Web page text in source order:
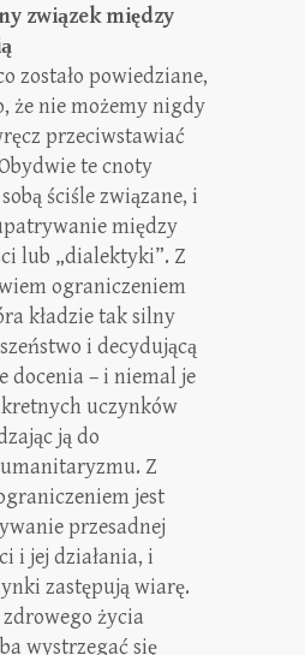
związek między
zostało powiedziane,
że nie możemy nigdy
przeciwstawiać
te cnoty
ściśle związane, i
między
lub „dialektyki”. Z
ograniczeniem
kładzie tak silny
i decydującą
docenia – i niemal je
uczynków
ją do
Z
jest
przesadnej
i jej działania, i
zastępują wiarę.
życia
wystrzegać się